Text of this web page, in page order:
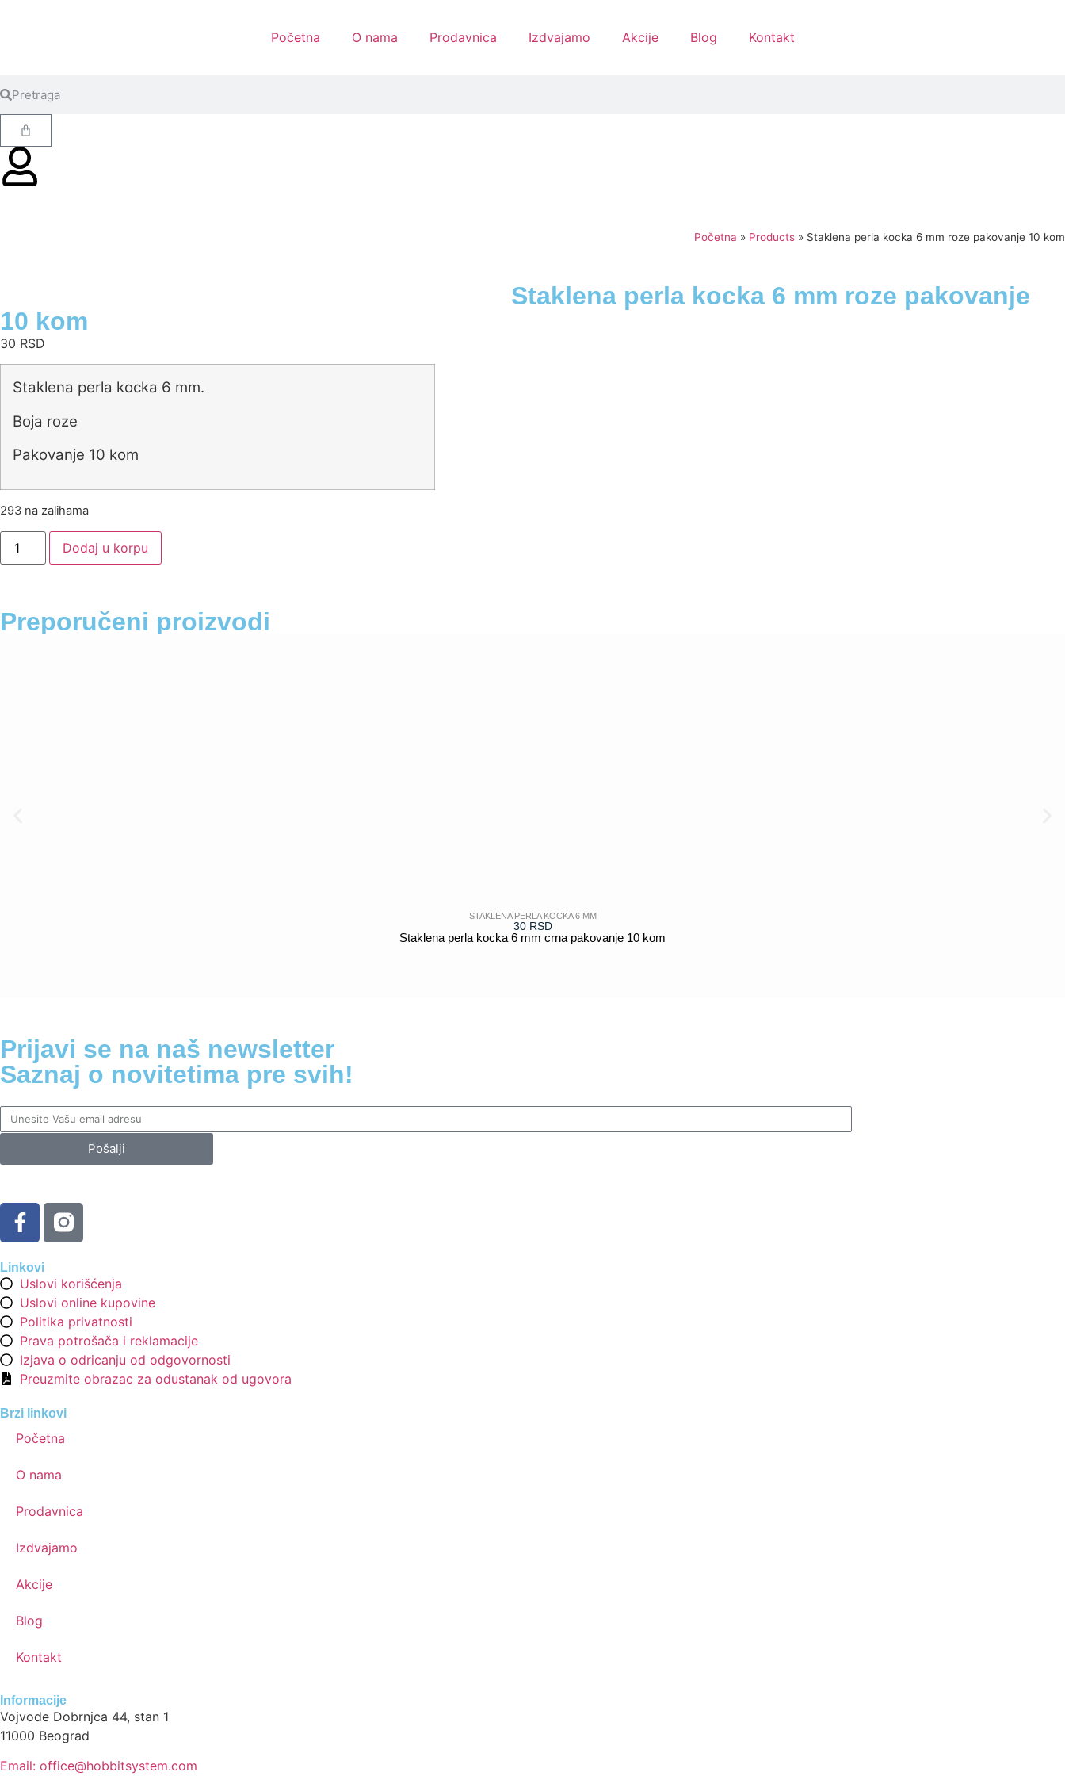
Početna O nama Prodavnica Izdvajamo Akcije Blog Kontakt
Početna » Products » Staklena perla kocka 6 mm roze pakovanje 10 kom
Staklena perla kocka 6 mm roze pakovanje
10 kom
30 RSD
Staklena perla kocka 6 mm.
Boja roze
Pakovanje 10 kom
293 na zalihama
Dodaj u korpu
Preporučeni proizvodi
STAKLENA PERLA KOCKA 6 MM
30 RSD
Staklena perla kocka 6 mm crna pakovanje 10 kom
Prijavi se na naš newsletter
Saznaj o novitetima pre svih!
Pošalji
Linkovi
Uslovi korišćenja
Uslovi online kupovine
Politika privatnosti
Prava potrošača i reklamacije
Izjava o odricanju od odgovornosti
Preuzmite obrazac za odustanak od ugovora
Brzi linkovi
Početna
O nama
Prodavnica
Izdvajamo
Akcije
Blog
Kontakt
Informacije
Vojvode Dobrnjca 44, stan 1
11000 Beograd
Email: office@hobbitsystem.com